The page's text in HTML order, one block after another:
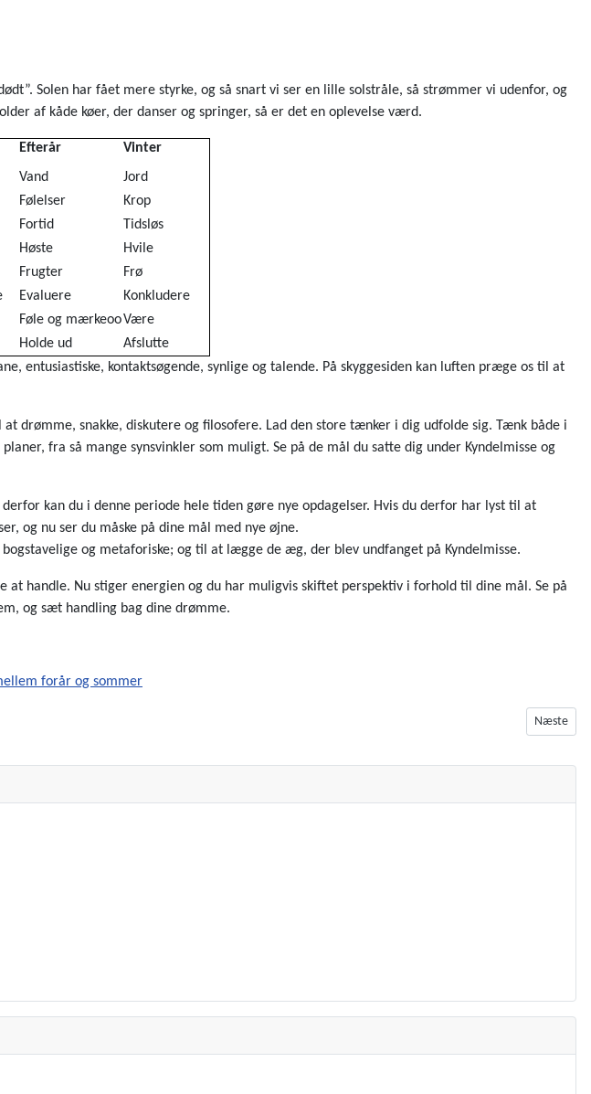
Solen har fået mere styrke, og så snart vi ser en lille solstråle, så strømmer vi udenfor, og
af kåde køer, der danser og springer, så er det en oplevelse værd.
Efterår
Vinter
Vand
Jord
Følelser
Krop
Fortid
Tidsløs
Høste
Hvile
Frugter
Frø
oo Evaluere Konkludereoo
Føle og mærkeooVære
Holde ud
Afslutte
entusiastiske, kontaktsøgende, synlige og talende. På skyggesiden kan luften præge os til at
drømme, snakke, diskutere og filosofere. Lad den store tænker i dig udfolde sig. Tænk både i
fra så mange synsvinkler som muligt. Se på de mål du satte dig under Kyndelmisse og
kan du i denne periode hele tiden gøre nye opdagelser. Hvis du derfor har lyst til at
og nu ser du måske på dine mål med nye øjne.
og metaforiske; og til at lægge de æg, der blev undfanget på Kyndelmisse.
handle. Nu stiger energien og du har muligvis skiftet perspektiv i forhold til dine mål. Se på
og sæt handling bag dine drømme.
forår og sommer
Næste
Næste